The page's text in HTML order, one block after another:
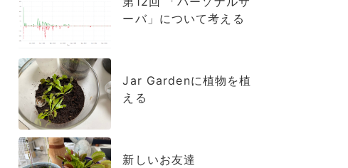
ーバ」について考える
Jar Gardenに植物を植
える
新しいお友達